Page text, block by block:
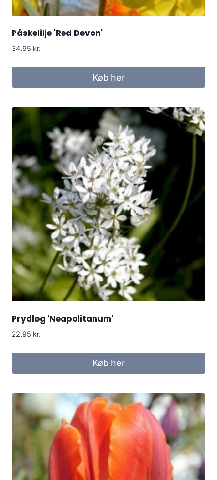
Påskelilje 'Red Devon'
34.95 kr.
Køb her
Prydløg 'Neapolitanum'
22.95 kr.
Køb her